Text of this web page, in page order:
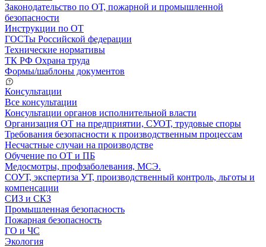
Законодательство по ОТ, пожарной и промышленной
безопасности
Инструкции по ОТ
ГОСТы Российской федерации
Технические нормативы
ТК РФ Охрана труда
Формы/шаблоны документов
Консультации
Все консультации
Консультации органов исполнительной власти
Организация ОТ на предприятии, СУОТ, трудовые споры
Требования безопасности к производственным процессам
Несчастные случаи на производстве
Обучение по ОТ и ПБ
Медосмотры, профзаболевания, МСЭ.
СОУТ, экспертиза УТ, производственный контроль, льготы и
компенсации
СИЗ и СКЗ
Промышленная безопасность
Пожарная безопасность
ГО и ЧС
Экология